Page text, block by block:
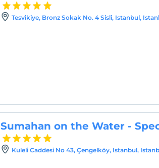
Tesvikiye, Bronz Sokak No. 4 Sisli, Istanbul,
Sumahan on the Water -
Kuleli Caddesi No 43, Çengelköy, Istanbul,